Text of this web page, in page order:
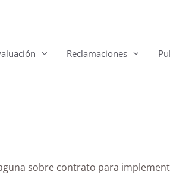
Reclamaciones
Laguna sobre contrato para